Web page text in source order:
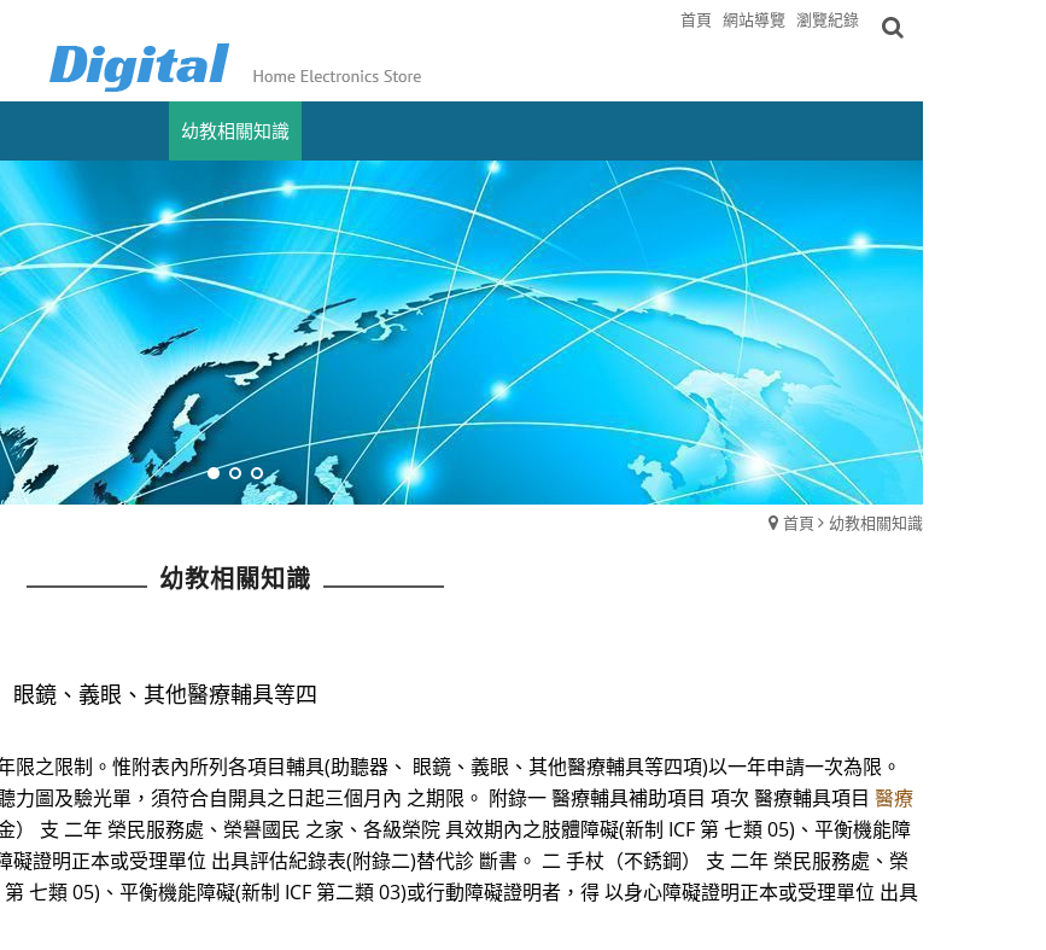
首頁 網站導覽 瀏覽紀錄
幼教相關知識
首頁 幼教相關知識
幼教相關知識
眼鏡、義眼、其他醫療輔具等四
之限制。惟附表內所列各項目輔具(助聽器、 眼鏡、義眼、其他醫療輔具等四項)以一年申請一次為限。
圖及驗光單，須符合自開具之日起三個月內 之期限。 附錄一 醫療輔具補助項目 項次 醫療輔具項目 醫療
） 支 二年 榮民服務處、榮譽國民 之家、各級榮院 具效期內之肢體障礙(新制 ICF 第 七類 05)、平衡機能障
礙證明正本或受理單位 出具評估紀錄表(附錄二)替代診 斷書。 二 手杖（不銹鋼） 支 二年 榮民服務處、榮
七類 05)、平衡機能障礙(新制 ICF 第二類 03)或行動障礙證明者，得 以身心障礙證明正本或受理單位 出具